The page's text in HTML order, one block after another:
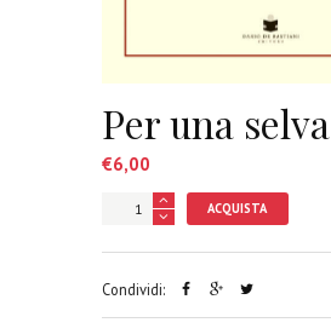
Per una selva
€6,00
ACQUISTA
Condividi: